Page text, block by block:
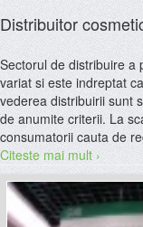
Distribuitor
Sectorul de distribuire a
variat si este indreptat
vederea distribuirii sunt
de anumite criterii. La
consumatorii cauta de
Citeste mai mult ›